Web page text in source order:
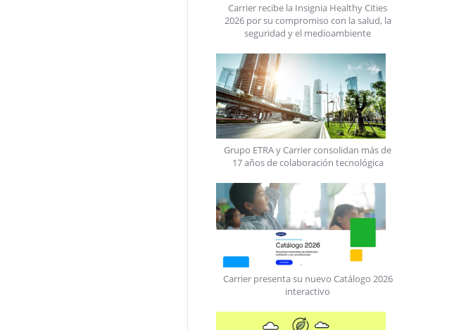
Carrier recibe la Insignia Healthy Cities
2026 por su compromiso con la salud, la
seguridad y el medioambiente
Grupo ETRA y Carrier consolidan más de
17 años de colaboración tecnológica
Carrier presenta su nuevo Catálogo 2026
interactivo